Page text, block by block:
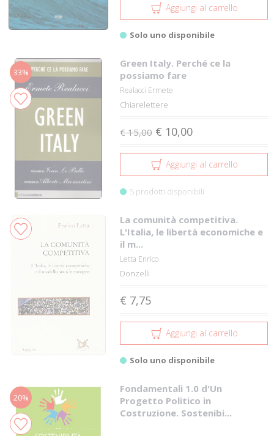
Aggiungi al carrello
Solo uno disponibile
33%
Green Italy. Perché ce la
possiamo fare
Realacci Ermete
Chiarelettere
€ 15,00 € 10,00
Aggiungi al carrello
5 prodotti disponibili
La comunità competitiva.
L'Italia, le libertà economiche e
il m...
Letta Enrico
Donzelli
€ 7,75
Aggiungi al carrello
Solo uno disponibile
20%
Fondamentali 1.0 d'Un
Progetto Politico in
Costruzione. Sostenibi...